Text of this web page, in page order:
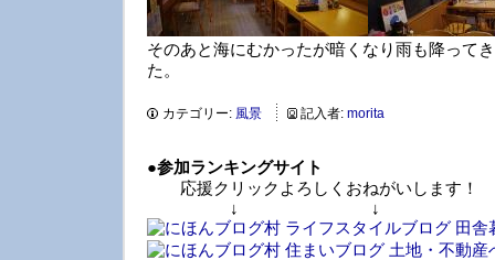
そのあと海にむかったが暗くなり雨も降って
た。
カテゴリー: 風景 記入者: morita
●参加ランキングサイト
応援クリックよろしくおねがいします！
↓ ↓